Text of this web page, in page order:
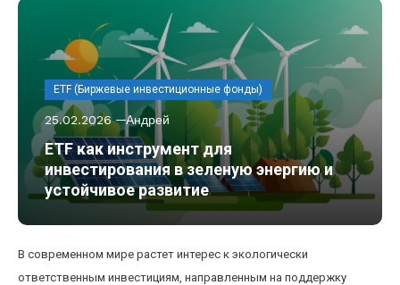
ETF (Биржевые инвестиционные фонды)
25.02.2026 Андрей
ETF как инструмент для
инвестирования в зеленую энергию и
устойчивое развитие
В современном мире растет интерес к экологически
ответственным инвестициям, направленным на поддержку